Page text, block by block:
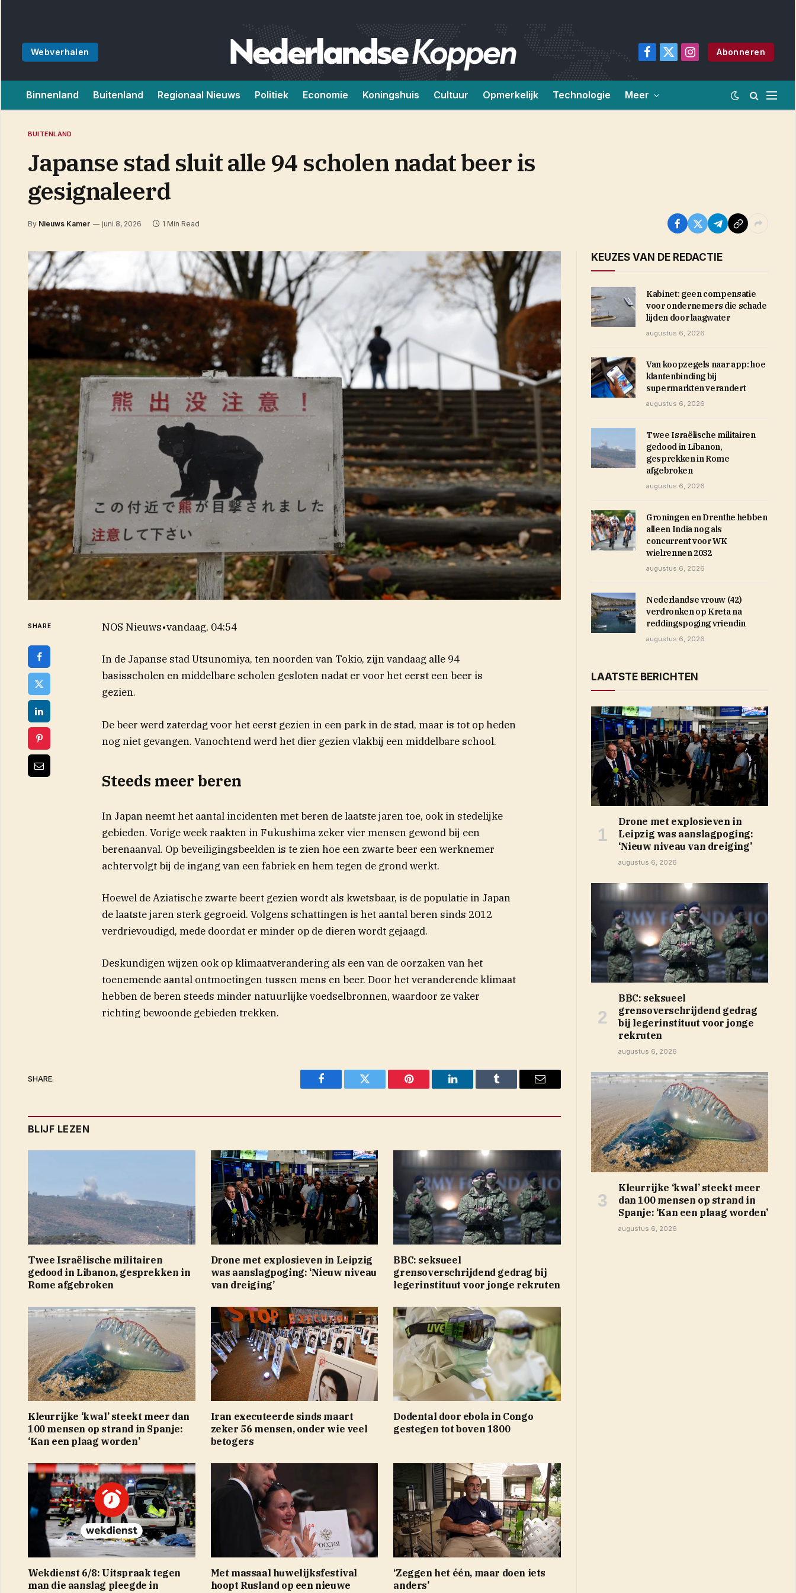
Webverhalen
Facebook
X
Instagram
Abonneren
Binnenland Buitenland Regionaal Nieuws Politiek Economie Koningshuis Cultuur Opmerkelijk Technologie Meer
BUITENLAND
Japanse stad sluit alle 94 scholen nadat beer is
gesignaleerd
By Nieuws Kamer juni 8, 2026 1 Min Read
SHARE NOS Nieuws•vandaag, 04:54
In de Japanse stad Utsunomiya, ten noorden van Tokio, zijn vandaag alle 94
basisscholen en middelbare scholen gesloten nadat er voor het eerst een beer is
gezien.
De beer werd zaterdag voor het eerst gezien in een park in de stad, maar is tot op heden
nog niet gevangen. Vanochtend werd het dier gezien vlakbij een middelbare school.
Steeds meer beren
In Japan neemt het aantal incidenten met beren de laatste jaren toe, ook in stedelijke
gebieden. Vorige week raakten in Fukushima zeker vier mensen gewond bij een
berenaanval. Op beveiligingsbeelden is te zien hoe een zwarte beer een werknemer
achtervolgt bij de ingang van een fabriek en hem tegen de grond werkt.
Hoewel de Aziatische zwarte beert gezien wordt als kwetsbaar, is de populatie in Japan
de laatste jaren sterk gegroeid. Volgens schattingen is het aantal beren sinds 2012
verdrievoudigd, mede doordat er minder op de dieren wordt gejaagd.
Deskundigen wijzen ook op klimaatverandering als een van de oorzaken van het
toenemende aantal ontmoetingen tussen mens en beer. Door het veranderende klimaat
hebben de beren steeds minder natuurlijke voedselbronnen, waardoor ze vaker
richting bewoonde gebieden trekken.
SHARE.
Facebook Twitter Pinterest LinkedIn Tumblr Email
BLIJF LEZEN
Twee Israëlische militairen
gedood in Libanon, gesprekken in
Rome afgebroken
Drone met explosieven in Leipzig
was aanslagpoging: ‘Nieuw niveau
van dreiging’
BBC: seksueel
grensoverschrijdend gedrag bij
legerinstituut voor jonge rekruten
Kleurrijke ‘kwal’ steekt meer dan
100 mensen op strand in Spanje:
‘Kan een plaag worden’
Iran executeerde sinds maart
zeker 56 mensen, onder wie veel
betogers
Dodental door ebola in Congo
gestegen tot boven 1800
Wekdienst 6/8: Uitspraak tegen
man die aanslag pleegde in
Met massaal huwelijksfestival
hoopt Rusland op een nieuwe
‘Zeggen het één, maar doen iets
anders’
KEUZES VAN DE REDACTIE
Kabinet: geen compensatie
voor ondernemers die schade
lijden door laagwater
augustus 6, 2026
Van koopzegels naar app: hoe
klantenbinding bij
supermarkten verandert
augustus 6, 2026
Twee Israëlische militairen
gedood in Libanon,
gesprekken in Rome
afgebroken
augustus 6, 2026
Groningen en Drenthe hebben
alleen India nog als
concurrent voor WK
wielrennen 2032
augustus 6, 2026
Nederlandse vrouw (42)
verdronken op Kreta na
reddingspoging vriendin
augustus 6, 2026
LAATSTE BERICHTEN
Drone met explosieven in
Leipzig was aanslagpoging:
‘Nieuw niveau van dreiging’
augustus 6, 2026
BBC: seksueel
grensoverschrijdend gedrag
bij legerinstituut voor jonge
rekruten
augustus 6, 2026
Kleurrijke ‘kwal’ steekt meer
dan 100 mensen op strand in
Spanje: ‘Kan een plaag worden’
augustus 6, 2026